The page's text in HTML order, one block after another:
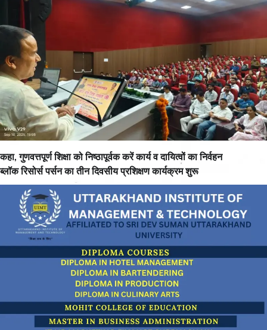
कहा, गुणवत्तपूर्ण शिक्षा को निष्ठापूर्वक करें कार्य व दायित्वों का निर्वहन
ब्लॉक रिसोर्स पर्सन का तीन दिवसीय प्रशिक्षण कार्यक्रम शुरू